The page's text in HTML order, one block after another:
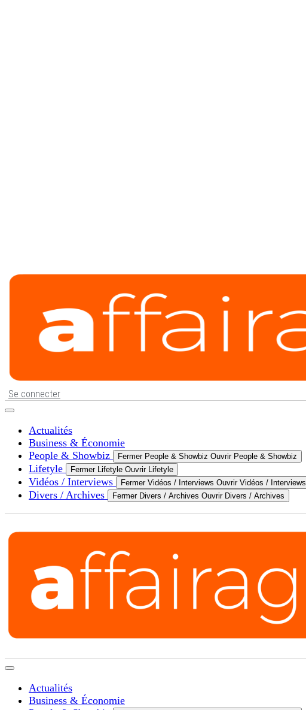
Se connecter
Actualités
Business & Économie
People & Showbiz
Fermer People & Showbiz Ouvrir People & Showbiz
Lifetyle Fermer Lifetyle Ouvrir Lifetyle
Vidéos / Interviews Fermer Vidéos / Interviews Ouvrir Vidéos / Interviews
Divers / Archives Fermer Divers / Archives Ouvrir Divers / Archives
Actualités
Business & Économie